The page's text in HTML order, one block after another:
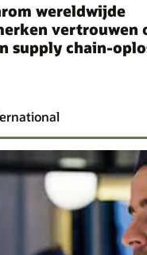
wereldwijde
vertrouwen
supply chain-